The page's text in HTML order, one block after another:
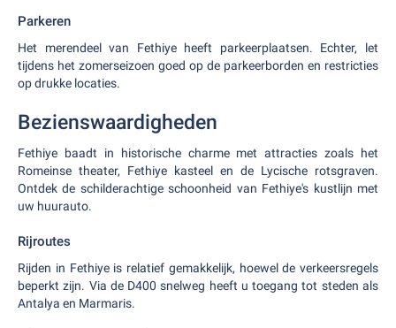
Parkeren
Het merendeel van Fethiye heeft parkeerplaatsen. Echter, let
tijdens het zomerseizoen goed op de parkeerborden en restricties
op drukke locaties.
Bezienswaardigheden
Fethiye baadt in historische charme met attracties zoals het
Romeinse theater, Fethiye kasteel en de Lycische rotsgraven.
Ontdek de schilderachtige schoonheid van Fethiye's kustlijn met
uw huurauto.
Rijroutes
Rijden in Fethiye is relatief gemakkelijk, hoewel de verkeersregels
beperkt zijn. Via de D400 snelweg heeft u toegang tot steden als
Antalya en Marmaris.